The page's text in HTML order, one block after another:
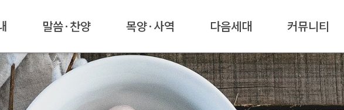
말씀·찬양 목양·사역 다음세대 커뮤니티